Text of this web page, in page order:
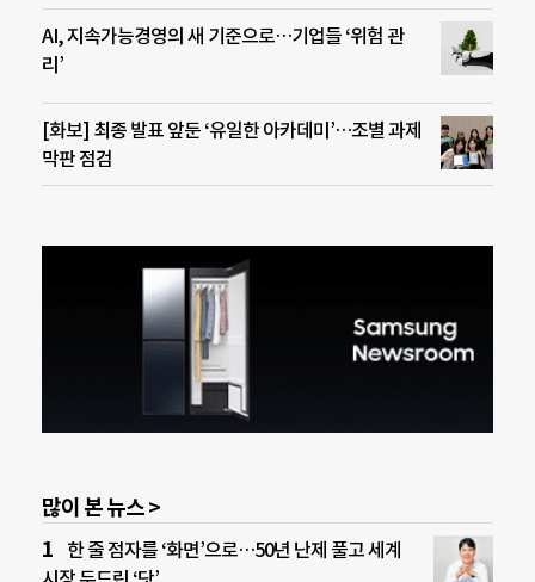
AI, 지속가능경영의 새 기준으로…기업들 ‘위험 관
리’
[화보] 최종 발표 앞둔 ‘유일한 아카데미’…조별 과제
막판 점검
많이 본 뉴스 >
한 줄 점자를 ‘화면’으로…50년 난제 풀고 세계